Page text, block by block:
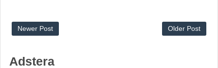
Newer Post Older Post
Adstera